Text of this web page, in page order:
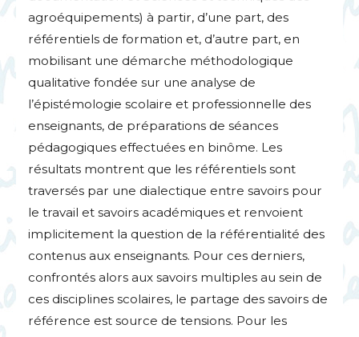
agroéquipements) à partir, d’une part, des
référentiels de formation et, d’autre part, en
mobilisant une démarche méthodologique
qualitative fondée sur une analyse de
l’épistémologie scolaire et professionnelle des
enseignants, de préparations de séances
pédagogiques effectuées en binôme. Les
résultats montrent que les référentiels sont
traversés par une dialectique entre savoirs pour
le travail et savoirs académiques et renvoient
implicitement la question de la référentialité des
contenus aux enseignants. Pour ces derniers,
confrontés alors aux savoirs multiples au sein de
ces disciplines scolaires, le partage des savoirs de
référence est source de tensions. Pour les